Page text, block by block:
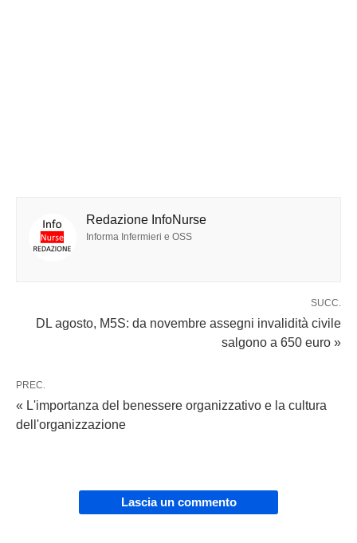
Redazione InfoNurse
Informa Infermieri e OSS
SUCC.
DL agosto, M5S: da novembre assegni invalidità civile
salgono a 650 euro »
PREC.
« L'importanza del benessere organizzativo e la cultura
dell'organizzazione
Lascia un commento